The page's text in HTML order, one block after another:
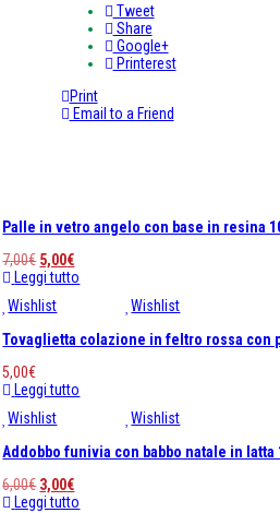
Tweet
Share
Google+
Printerest
Print
Email to a Friend
Palle in vetro angelo con base in resina
7,00€ Il
prezzo
era:
5,00€Il
prezzo
Leggi tutto
Wishlist
Wishlist
Tovaglietta colazione in feltro rossa con
5,00€
Leggi tutto
Wishlist
Wishlist
Addobbo funivia con babbo natale in latta
6,00€ Il
prezzo
3,00€Il
prezzo
Leggi tutto